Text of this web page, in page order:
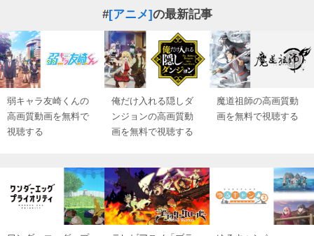
#[アニメ]の最新記事
弱キャラ友崎くんの
高画質動画を無料で
視聴する
俺だけ入れる隠しダ
ンジョンの高画質動
画を無料で視聴する
魔道祖師の高画質動
画を無料で視聴する